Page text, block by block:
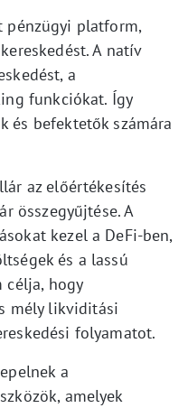
pénzügyi platform,
A natív
a
funkciókat. Így
és befektetők számára
az előértékesítés
összegyűjtése. A
kezel a DeFi-ben,
és a lassú
célja, hogy
mély likviditási
folyamatot.
a
amelyek